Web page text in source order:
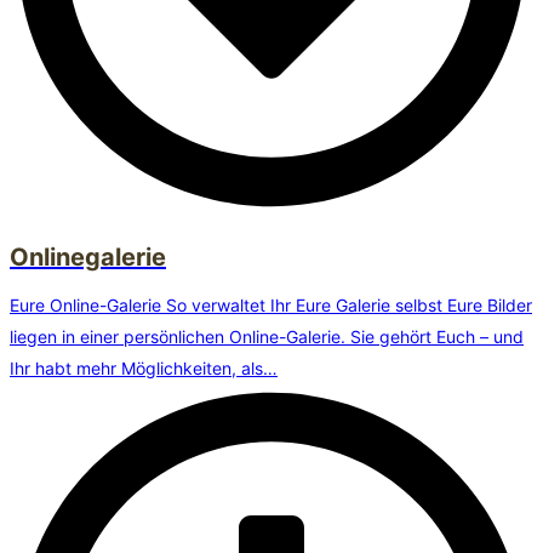
Onlinegalerie
Eure Online-Galerie So verwaltet Ihr Eure Galerie selbst Eure Bilder
liegen in einer persönlichen Online-Galerie. Sie gehört Euch – und
Ihr habt mehr Möglichkeiten, als…